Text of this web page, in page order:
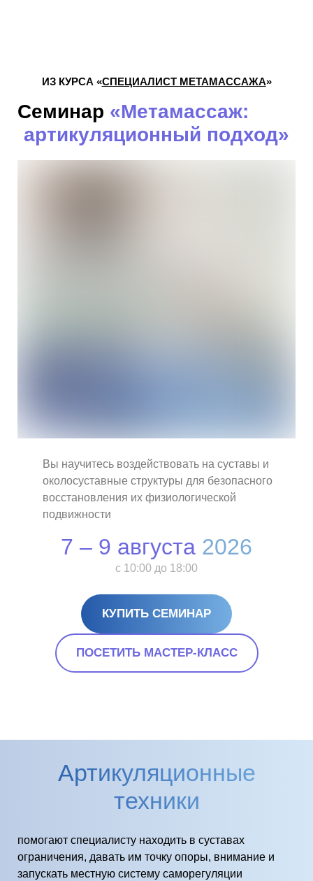
ИЗ КУРСА «СПЕЦИАЛИСТ МЕТАМАССАЖА»
Семинар «Метамассаж:
артикуляционный подход»
Вы научитесь воздействовать на суставы и
околосуставные структуры для безопасного
восстановления их физиологической
подвижности
7 – 9 августа 2026
с 10:00 до 18:00
КУПИТЬ СЕМИНАР
ПОСЕТИТЬ МАСТЕР-КЛАСС
Артикуляционные
техники
помогают специалисту находить в суставах
ограничения, давать им точку опоры, внимание и
запускать местную систему саморегуляции